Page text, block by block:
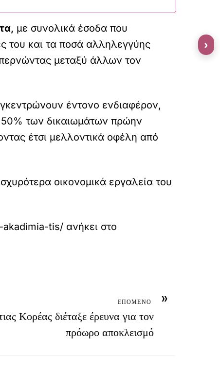
με συνολικά έσοδα που
του και τα ποσά αλληλεγγύης
μεταξύ άλλων τον
έντονο ενδιαφέρον,
50% των δικαιωμάτων πρώην
έτσι μελλοντικά οφέλη από
οικονομικά εργαλεία του
tis/ ανήκει στο
»
ΕΠΟΜΕΝΟ
Κορέας διέταξε έρευνα για τον
πρόωρο αποκλεισμό
›